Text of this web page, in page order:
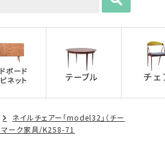
ネイルチェアー「model32」（チー
マーク家具/K258-71